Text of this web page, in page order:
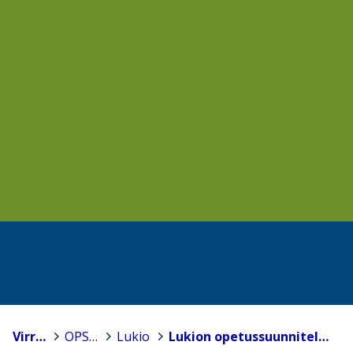
Virrat OPS 2016 Lukio Lukion opetussuunnitelman perusteet 2015 (27.10.2015)